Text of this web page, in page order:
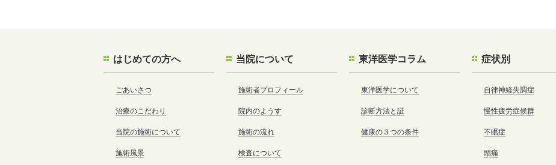
はじめての方へ
ごあいさつ
治療のこだわり
当院の施術について
施術風景
当院について
施術者プロフィール
院内のようす
施術の流れ
検査について
東洋医学コラム
東洋医学について
診断方法と証
健康の３つの条件
症状別
自律神経失調症
慢性疲労症候群
不眠症
頭痛